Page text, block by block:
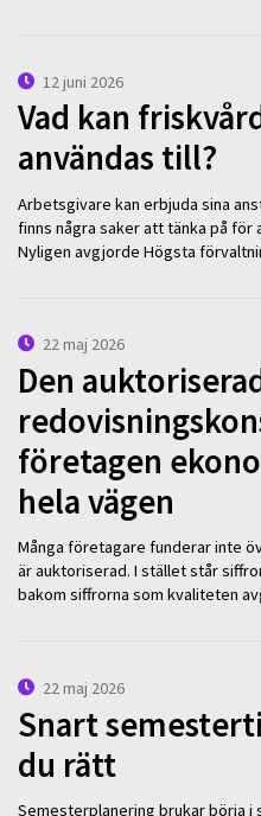
12 juni 2026
Vad kan
användas till?
Arbetsgivare kan erbjuda sina
finns några saker att tänka på
Nyligen avgjorde Högsta
22 maj 2026
Den
företagen
hela vägen
Många företagare funderar inte
är auktoriserad. I stället står
bakom siffrorna som kvaliteten
22 maj 2026
Snart
du rätt
Semesterplanering brukar börja i